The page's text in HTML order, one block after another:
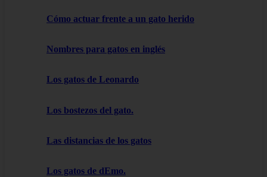
Cómo actuar frente a un gato herido
Nombres para gatos en inglés
Los gatos de Leonardo
Los bostezos del gato.
Las distancias de los gatos
Los gatos de dEmo.